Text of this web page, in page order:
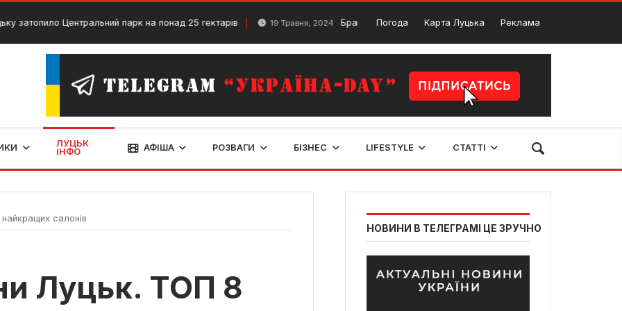
Центральний парк на понад 25 гектарів 19 Травня, 2024 Браконьєрство: вилучено понад 2,5 кілометри сіток
Погода Карта Луцька Реклама
ЛУЦЬК
ІНФО
АФІША РОЗВАГИ БІЗНЕС LIFESTYLE СТАТТІ
салонів
Луцьк. ТОП 8
НОВИНИ В ТЕЛЕГРАМІ ЦЕ ЗРУЧНО